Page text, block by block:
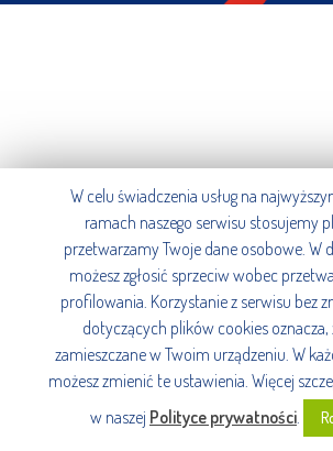
W celu świadczenia usług na
ramach naszego serwisu stosujemy
przetwarzamy Twoje dane osobowe. W
możesz zgłosić sprzeciw wobec
profilowania. Korzystanie z serwisu bez
dotyczących plików cookies oznacza,
zamieszczane w Twoim urządzeniu. W
możesz zmienić te ustawienia. Więcej
w naszej Polityce prywatności.